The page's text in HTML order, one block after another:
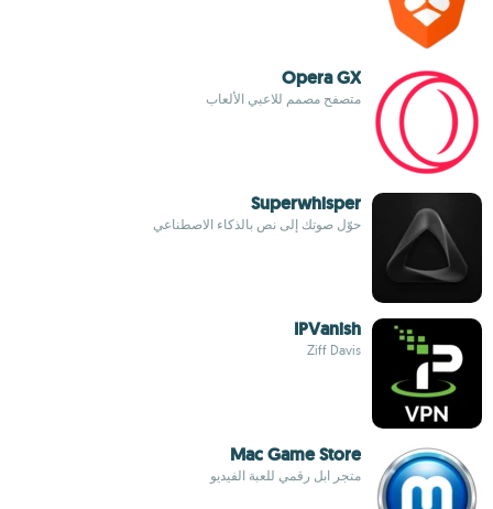
Opera GX
متصفح مصمم للاعبي الألعاب
Superwhisper
حوّل صوتك إلى نص بالذكاء الاصطناعي
IPVanish
Ziff Davis
Mac Game Store
متجر ابل رقمي للعبة الفيديو